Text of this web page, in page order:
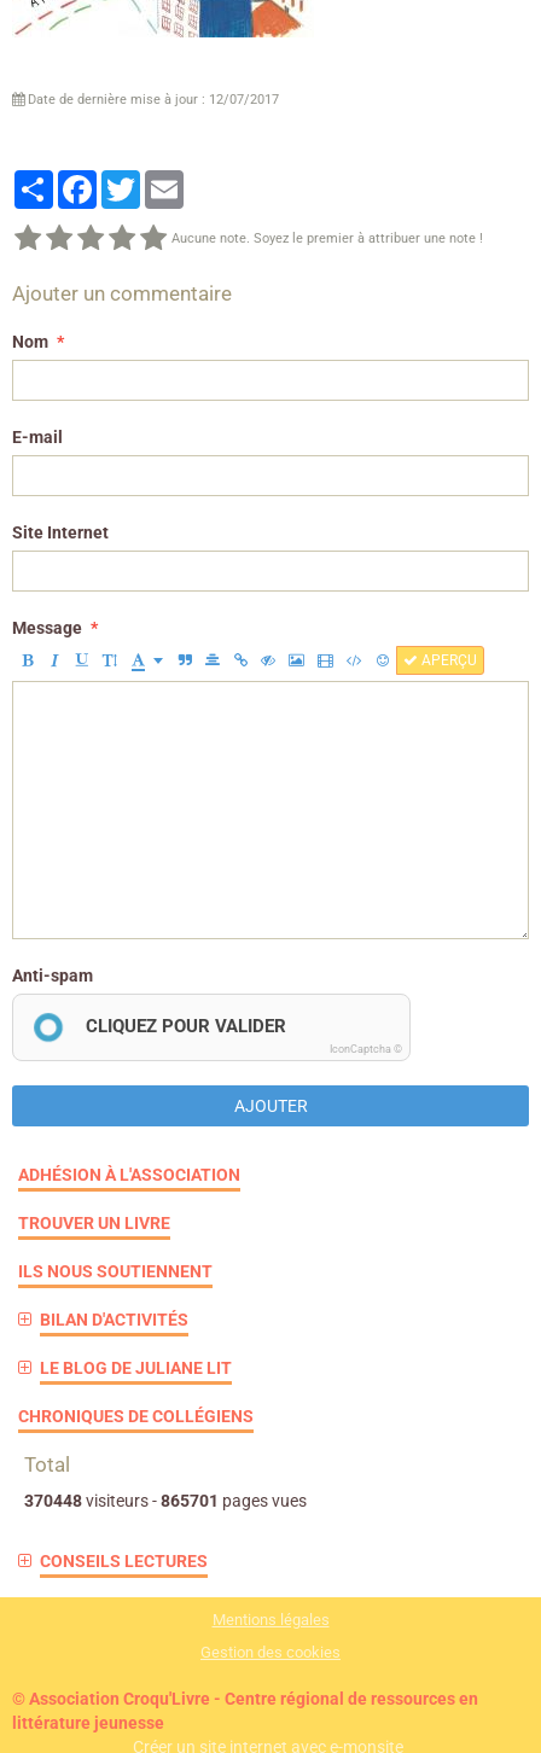
Date de dernière mise à jour : 12/07/2017
PartagerFacebook
Twitter
Aucune note. Soyez le premier à attribuer une note !
Ajouter un commentaire
Nom
E-mail
Site Internet
Message
APERÇU
Anti-spam
CLIQUEZ POUR VALIDER
IconCaptcha ©
AJOUTER
ADHÉSION À L'ASSOCIATION
TROUVER UN LIVRE
ILS NOUS SOUTIENNENT
BILAN D'ACTIVITÉS
LE BLOG DE JULIANE LIT
CHRONIQUES DE COLLÉGIENS
Total
370448visiteurs -865701 pages vues
CONSEILS LECTURES
Mentions légales
Gestion des cookies
© Association Croqu'Livre - Centre régional de ressources en
littérature jeunesse
Créer un site internet avec e-monsite